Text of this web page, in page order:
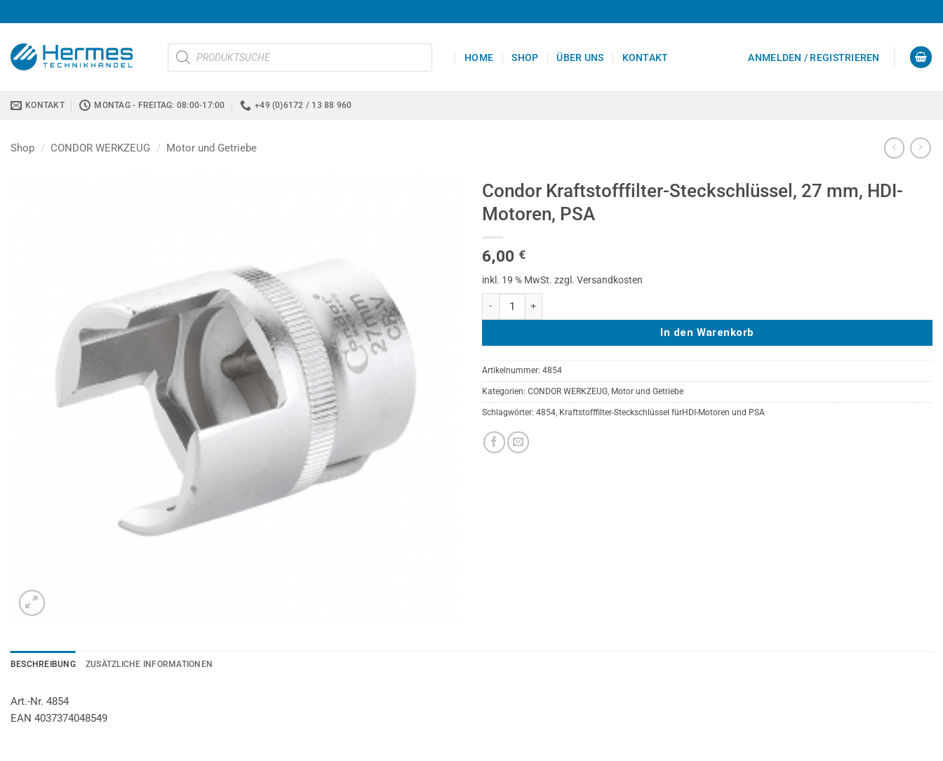
Inhalt
springen
Products
search
HOME SHOP ÜBER UNS KONTAKT ANMELDEN / REGISTRIEREN
KONTAKT MONTAG - FREITAG: 08:00-17:00 +49 (0)6172 / 13 88 960
Shop / CONDOR WERKZEUG / Motor und Getriebe
Condor Kraftstofffilter-Steckschlüssel, 27 mm, HDI-
Motoren, PSA
6,00 €
inkl. 19 % MwSt. zzgl. Versandkosten
In den Warenkorb
Artikelnummer: 4854
Kategorien: CONDOR WERKZEUG Motor und Getriebe
Schlagwörter: 4854 Kraftstofffilter-Steckschlüssel fürHDI-Motoren und PSA
BESCHREIBUNG ZUSÄTZLICHE INFORMATIONEN
Art.-Nr. 4854
EAN 4037374048549